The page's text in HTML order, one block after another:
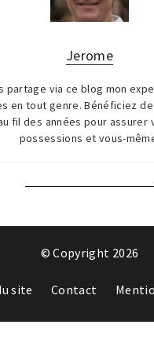
Jerome
partage via ce blog mon
en tout genre. Bénéficiez
fil des années pour assurer
possessions et vous-
© Copyright 2026
site Contact